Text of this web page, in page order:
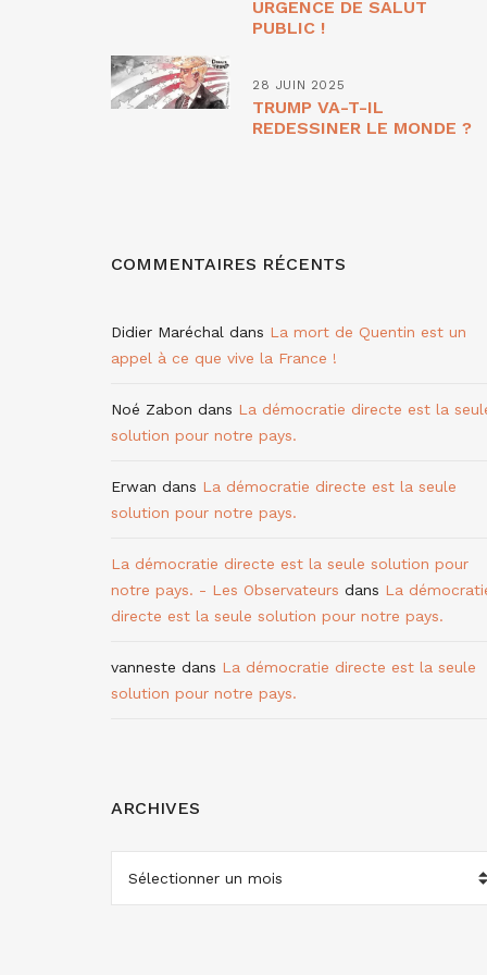
URGENCE DE SALUT
PUBLIC !
28 JUIN 2025
TRUMP VA-T-IL
REDESSINER LE MONDE ?
COMMENTAIRES RÉCENTS
Didier Maréchal dans La mort de Quentin est un
appel à ce que vive la France !
Noé Zabon dans La démocratie directe est la
solution pour notre pays.
Erwan dans La démocratie directe est la seule
solution pour notre pays.
La démocratie directe est la seule solution pour
notre pays. - Les Observateurs dans La
directe est la seule solution pour notre pays.
vanneste dans La démocratie directe est la seule
solution pour notre pays.
ARCHIVES
ARCHIVES